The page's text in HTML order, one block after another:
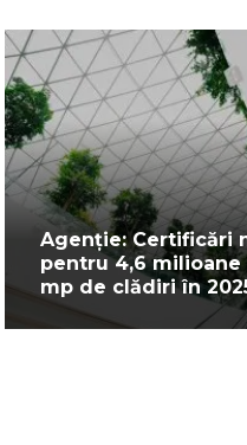
Agenție: Certificări
pentru 4,6 milioane
mp de clădiri în